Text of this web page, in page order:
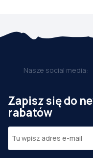
Nasze social media:
Zapisz się do
rabatów